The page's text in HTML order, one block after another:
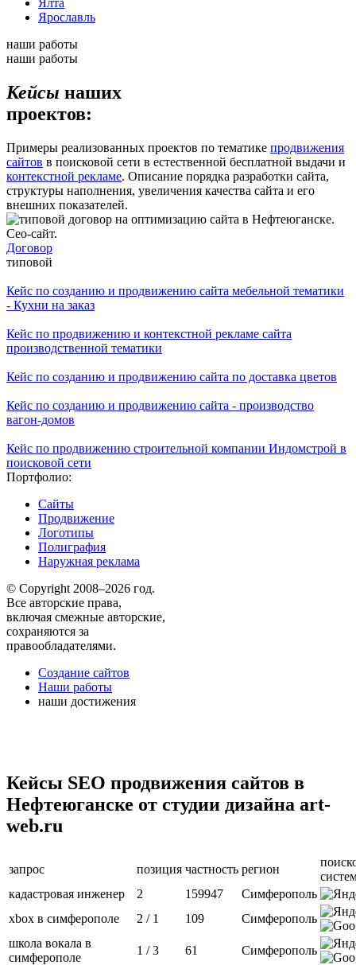
Ялта
Ярославль
наши работы
наши работы
Кейсы наших
проектов:
Примеры реализованных проектов по тематике продвижения
сайтов в поисковой сети в естественной бесплатной выдачи и
контекстной рекламе. Описание порядка разработки сайта,
структуры наполнения, увеличения качества сайта и его
внешних показателей.
Договор
типовой
Кейс по созданию и продвижению сайта мебельной тематики
- Кухни на заказ
Кейс по продвижению и контекстной рекламе сайта
производственной тематики
Кейс по созданию и продвижению сайта по доставка цветов
Кейс по созданию и продвижению сайта - производство
вагон-домов
Кейс по продвижению строительной компании Индомстрой в
поисковой сети
Портфолио:
Сайты
Продвижение
Логотипы
Полиграфия
Наружная реклама
© Copyright 2008–2026 год.
Все авторские права,
включая смежные авторские,
сохраняются за
правообладателями.
Создание сайтов
Наши работы
наши достижения
Кейсы SEO продвижения сайтов в
Нефтеюганске от студии дизайна art-
web.ru
запрос позиция частность регион
кадастровая инженер
2 159947
Симферополь
xbox в симферополе
2 / 1 109
Симферополь
школа вокала в
симферополе
1 / 3 61
Симферополь